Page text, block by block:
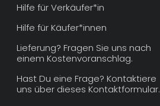
Hilfe für Verkäufer*in
Hilfe für Käufer*innen
Lieferung? Fragen Sie uns nach
einem Kostenvoranschlag.
Hast Du eine Frage? Kontaktiere
uns über dieses Kontaktformular.